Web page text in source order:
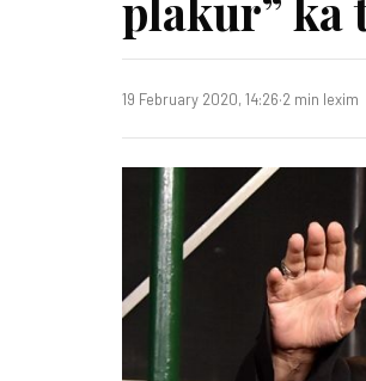
19 February 2020, 14:26·2 min lexim